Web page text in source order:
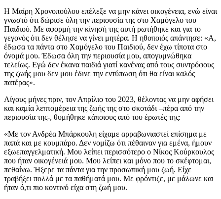
Η Μαίρη Χρονοπούλου επέλεξε να μην κάνει οικογένεια, ενώ είναι
γνωστό ότι δώρισε όλη την περιουσία της στο Χαμόγελο του
Παιδιού. Με αφορμή την κίνησή της αυτή ρωτήθηκε και για το
γεγονός ότι δεν θέλησε να γίνει μητέρα. Η ηθοποιός απάντησε: «Α,
έδωσα τα πάντα στο Χαμόγελο του Παιδιού, δεν έχω τίποτα στο
όνομά μου. Έδωσα όλη την περιουσία μου, απογυμνώθηκα
τελείως. Εγώ δεν έκανα παιδιά γιατί κανένας από τους συντρόφους
της ζωής μου δεν μου έδινε την εντύπωση ότι θα είναι καλός
πατέρας».
Λίγους μήνες πριν, τον Απρίλιο του 2023, θέλοντας να μην αφήσει
και καμία λεπτομέρεια της ζωής της στο σκοτάδι –πέρα από την
περιουσία της-, θυμήθηκε κάποιους από του έρωτές της:
«Με τον Ανδρέα Μπάρκουλη είχαμε αρραβωνιαστεί επίσημα με
παπά και με κουμπάρο. Δεν νομίζω ότι πέθαιναν για εμένα, ήμουν
εξωεπαγγελματική. Μου λείπει περισσότερο ο Νίκος Κούρκουλος
που ήταν οικογένειά μου. Μου λείπει και μόνο που το σκέφτομαι,
πεθαίνω. Ήξερε τα πάντα για την προσωπική μου ζωή. Είχε
τραβήξει πολλά με τα παθήματά μου. Με φρόντιζε, με μάλωνε και
ήταν ό,τι πιο κοντινό είχα στη ζωή μου.